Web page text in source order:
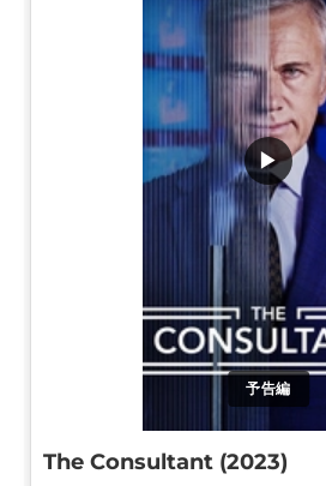
予告編
▶
The Consultant (2023)